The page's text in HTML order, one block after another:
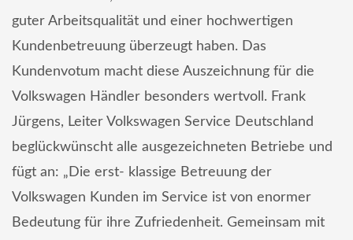
guter Arbeitsqualität und einer hochwertigen
Kundenbetreuung überzeugt haben. Das
Kundenvotum macht diese Auszeichnung für die
Volkswagen Händler besonders wertvoll. Frank
Jürgens, Leiter Volkswagen Service Deutschland
beglückwünscht alle ausgezeichneten Betriebe und
fügt an: „Die erst- klassige Betreuung der
Volkswagen Kunden im Service ist von enormer
Bedeutung für ihre Zufriedenheit. Gemeinsam mit